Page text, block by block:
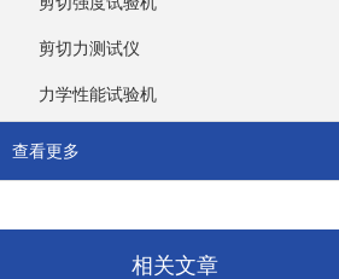
剪切力测试仪
力学性能试验机
查看更多
相关文章